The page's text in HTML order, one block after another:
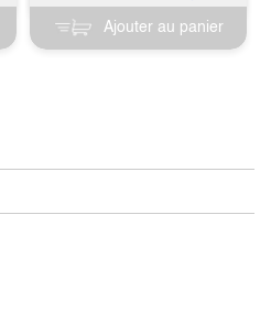
Ajouter au panier